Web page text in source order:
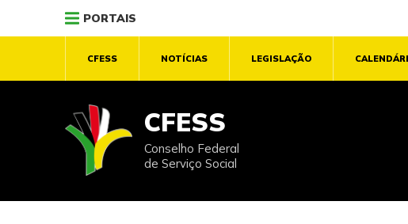
PORTAIS
CFESS NOTÍCIAS LEGISLAÇÃO
CFESS
Conselho Federal
de Serviço Social